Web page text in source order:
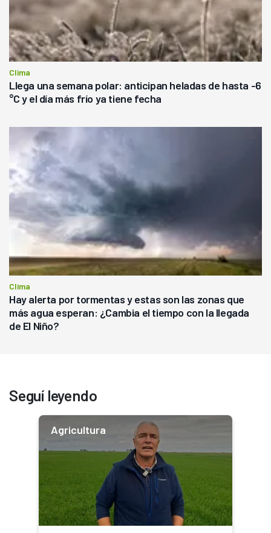
Clima
Llega una semana polar: anticipan heladas de hasta -6
°C y el día más frío ya tiene fecha
Clima
Hay alerta por tormentas y estas son las zonas que
más agua esperan: ¿Cambia el tiempo con la llegada
de El Niño?
Seguí leyendo
Agricultura